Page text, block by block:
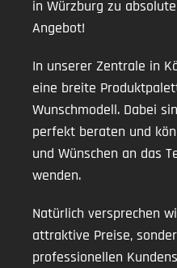
in Würzburg zu
Angebot!
In unserer Zentrale in
eine breite
Wunschmodell. Dabei
perfekt beraten und
und Wünschen an das
wenden.
Natürlich versprechen
attraktive Preise,
professionellen